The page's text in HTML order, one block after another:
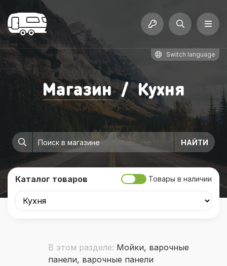
Switch language
Магазин / Кухня
Товары в наличии
Каталог товаров
В этом разделе: Мойки, варочные
панели, варочные панели